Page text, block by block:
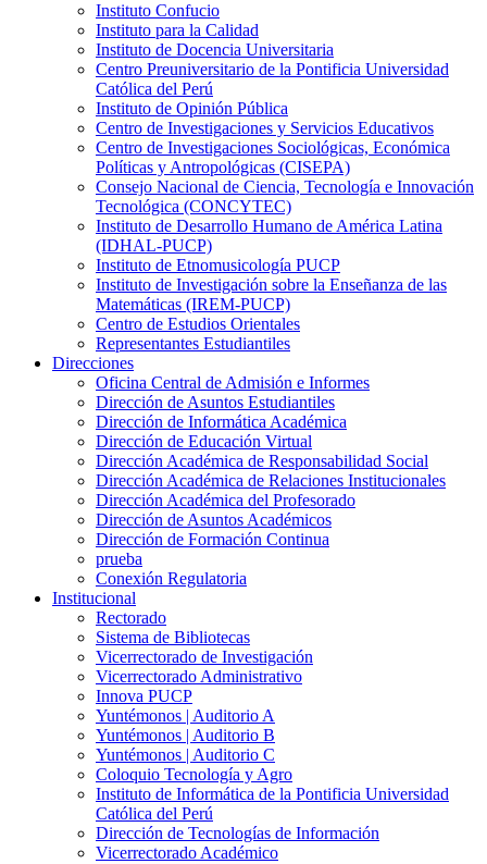
Instituto Confucio
Instituto para la Calidad
Instituto de Docencia Universitaria
Centro Preuniversitario de la Pontificia Universidad
Católica del Perú
Instituto de Opinión Pública
Centro de Investigaciones y Servicios Educativos
Centro de Investigaciones Sociológicas, Económica
Políticas y Antropológicas (CISEPA)
Consejo Nacional de Ciencia, Tecnología e Innovación
Tecnológica (CONCYTEC)
Instituto de Desarrollo Humano de América Latina
(IDHAL-PUCP)
Instituto de Etnomusicología PUCP
Instituto de Investigación sobre la Enseñanza de las
Matemáticas (IREM-PUCP)
Centro de Estudios Orientales
Representantes Estudiantiles
Direcciones
Oficina Central de Admisión e Informes
Dirección de Asuntos Estudiantiles
Dirección de Informática Académica
Dirección de Educación Virtual
Dirección Académica de Responsabilidad Social
Dirección Académica de Relaciones Institucionales
Dirección Académica del Profesorado
Dirección de Asuntos Académicos
Dirección de Formación Continua
prueba
Conexión Regulatoria
Institucional
Rectorado
Sistema de Bibliotecas
Vicerrectorado de Investigación
Vicerrectorado Administrativo
Innova PUCP
Yuntémonos | Auditorio A
Yuntémonos | Auditorio B
Yuntémonos | Auditorio C
Coloquio Tecnología y Agro
Instituto de Informática de la Pontificia Universidad
Católica del Perú
Dirección de Tecnologías de Información
Vicerrectorado Académico